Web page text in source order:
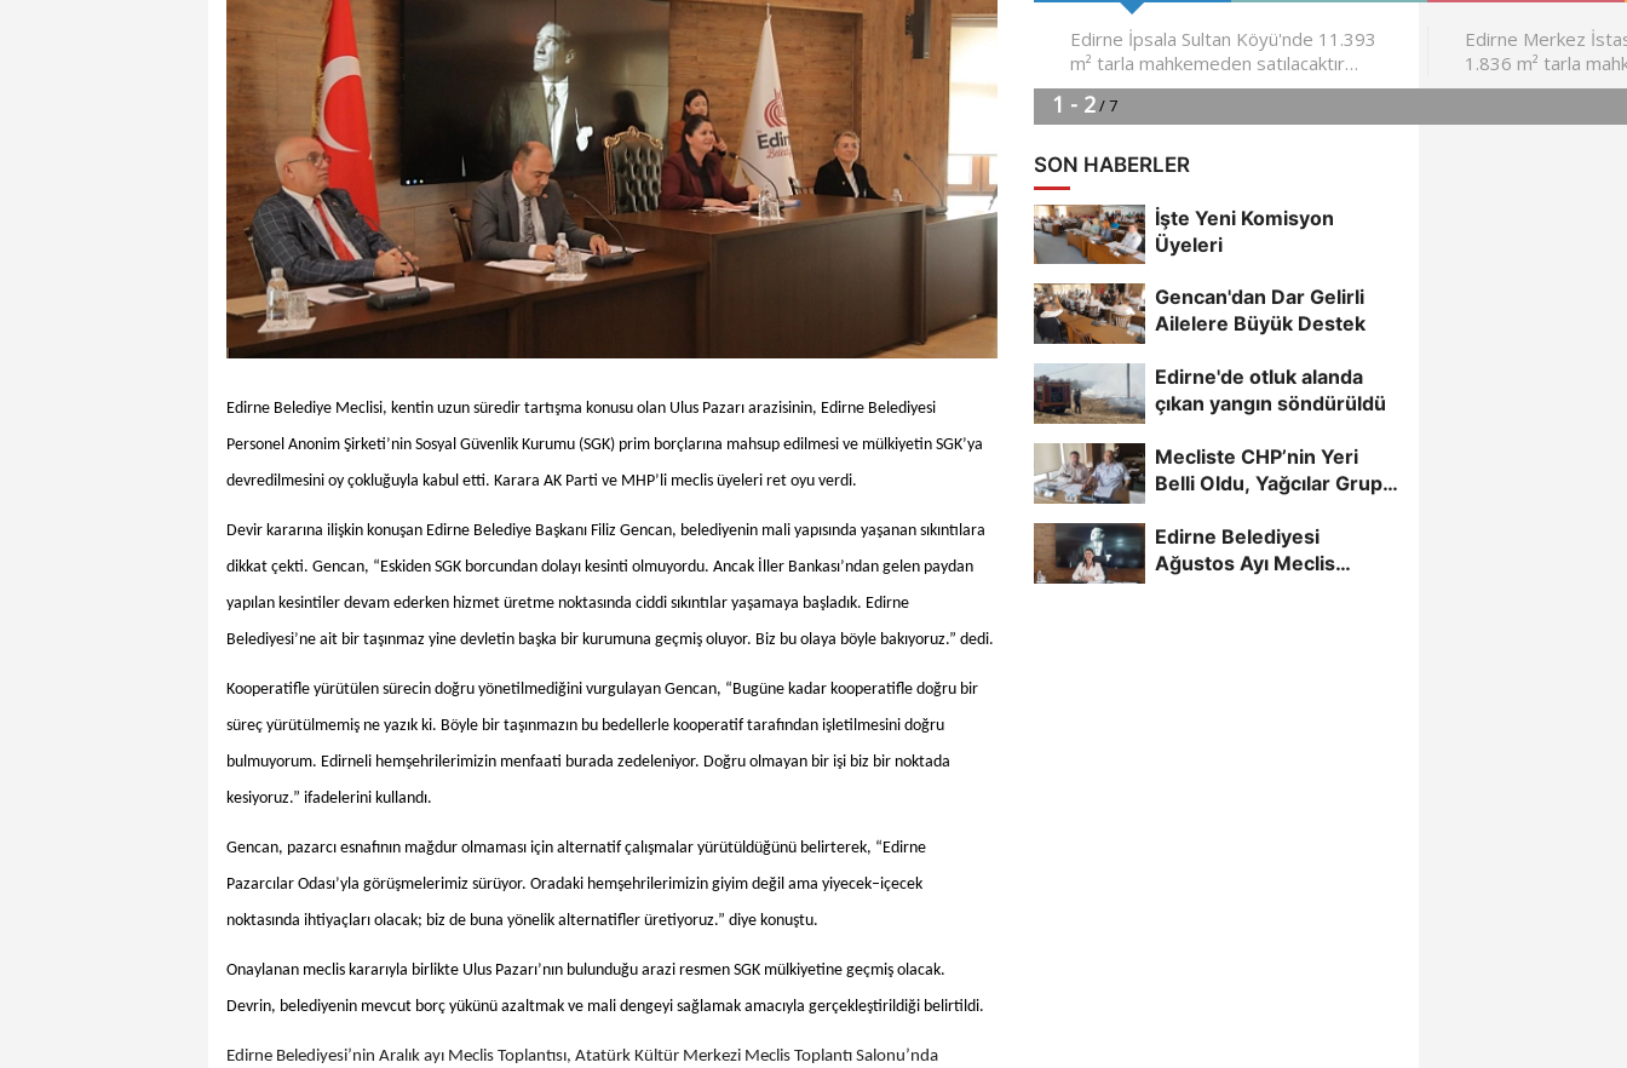
Edirne Belediye Meclisi, kentin uzun süredir tartışma konusu olan Ulus Pazarı arazisinin, Edirne Belediyesi
Personel Anonim Şirketi’nin Sosyal Güvenlik Kurumu (SGK) prim borçlarına mahsup edilmesi ve mülkiyetin SGK’ya
devredilmesini oy çokluğuyla kabul etti. Karara AK Parti ve MHP’li meclis üyeleri ret oyu verdi.
Devir kararına ilişkin konuşan Edirne Belediye Başkanı Filiz Gencan, belediyenin mali yapısında yaşanan sıkıntılara
dikkat çekti. Gencan, “Eskiden SGK borcundan dolayı kesinti olmuyordu. Ancak İller Bankası’ndan gelen paydan
yapılan kesintiler devam ederken hizmet üretme noktasında ciddi sıkıntılar yaşamaya başladık. Edirne
Belediyesi’ne ait bir taşınmaz yine devletin başka bir kurumuna geçmiş oluyor. Biz bu olaya böyle bakıyoruz.” dedi.
Kooperatifle yürütülen sürecin doğru yönetilmediğini vurgulayan Gencan, “Bugüne kadar kooperatifle doğru bir
süreç yürütülmemiş ne yazık ki. Böyle bir taşınmazın bu bedellerle kooperatif tarafından işletilmesini doğru
bulmuyorum. Edirneli hemşehrilerimizin menfaati burada zedeleniyor. Doğru olmayan bir işi biz bir noktada
kesiyoruz.” ifadelerini kullandı.
Gencan, pazarcı esnafının mağdur olmaması için alternatif çalışmalar yürütüldüğünü belirterek, “Edirne
Pazarcılar Odası’yla görüşmelerimiz sürüyor. Oradaki hemşehrilerimizin giyim değil ama yiyecek–içecek
noktasında ihtiyaçları olacak; biz de buna yönelik alternatifler üretiyoruz.” diye konuştu.
Onaylanan meclis kararıyla birlikte Ulus Pazarı’nın bulunduğu arazi resmen SGK mülkiyetine geçmiş olacak.
Devrin, belediyenin mevcut borç yükünü azaltmak ve mali dengeyi sağlamak amacıyla gerçekleştirildiği belirtildi.
Edirne Belediyesi’nin Aralık ayı Meclis Toplantısı, Atatürk Kültür Merkezi Meclis Toplantı Salonu’nda
SON HABERLER
İşte Yeni Komisyon
Üyeleri
Gencan'dan Dar Gelirli
Ailelere Büyük Destek
Edirne'de otluk alanda
çıkan yangın söndürüldü
Mecliste CHP’nin Yeri
Belli Oldu, Yağcılar Grup
Edirne Belediyesi
Ağustos Ayı Meclis